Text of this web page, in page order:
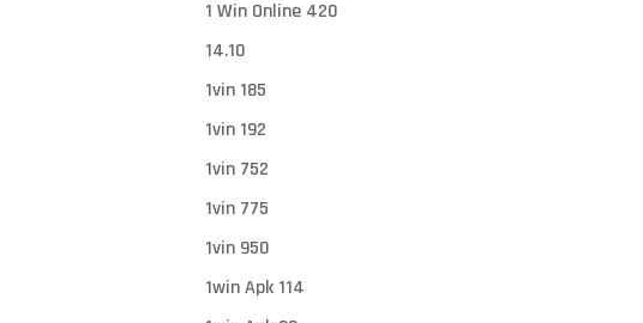
1 Win Online 420
14.10
1vin 185
1vin 192
1vin 752
1vin 775
1vin 950
1win Apk 114